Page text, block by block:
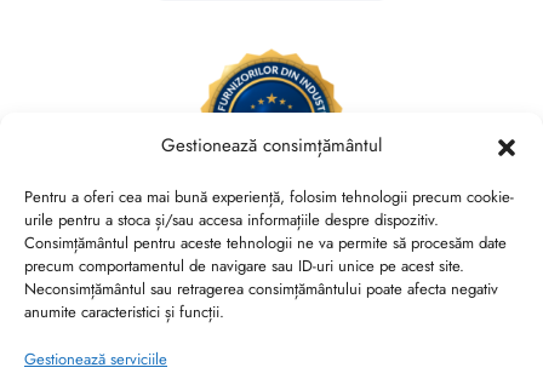
Gestionează consimțământul
Pentru a oferi cea mai bună experiență, folosim tehnologii precum cookie-
urile pentru a stoca și/sau accesa informațiile despre dispozitiv.
Consimțământul pentru aceste tehnologii ne va permite să procesăm date
precum comportamentul de navigare sau ID-uri unice pe acest site.
Neconsimțământul sau retragerea consimțământului poate afecta negativ
anumite caracteristici și funcții.
Gestionează serviciile
Brides Shoes By Veronesse S.R.L.
RO44730767, J40/13882/2021, Cod CAEN 1520
Str. Nicolae Canea, Nr. 53, Sector 2, Bucuresti